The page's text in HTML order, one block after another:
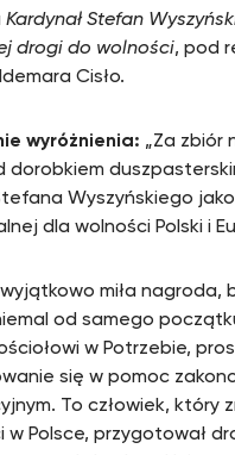
Kardynał Stefan
drogi do wolności, pod
Cisło.
wyróżnienia: „Za zbiór
dorobkiem
Wyszyńskiego
dla wolności Polski i
miła nagroda,
od samego
w Potrzebie,
się w pomoc
To człowiek, który
w Polsce, przygotował